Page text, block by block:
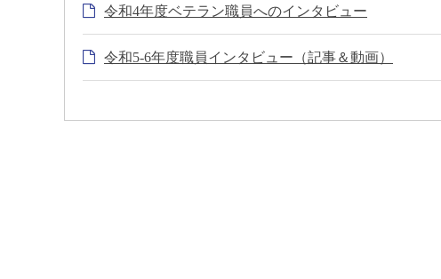
令和4年度ベテラン職員へのインタビュー
令和5-6年度職員インタビュー（記事＆動画）